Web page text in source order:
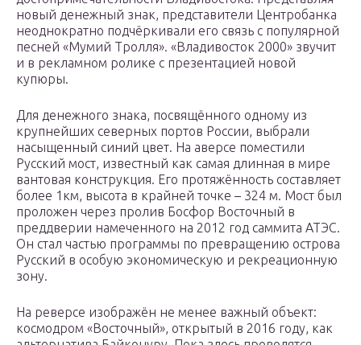
новый денежный знак, представители Центробанка
неоднократно подчёркивали его связь с популярной
песней «Мумий Тролля». «Владивосток 2000» звучит
и в рекламном ролике с презентацией новой
купюры.
Для денежного знака, посвящённого одному из
крупнейших северных портов России, выбрали
насыщенный синий цвет. На аверсе поместили
Русский мост, известный как самая длинная в мире
вантовая конструкция. Его протяжённость составляет
более 1км, высота в крайней точке – 324 м. Мост был
проложен через пролив Босфор Восточный в
преддверии намеченного на 2012 год саммита АТЭС.
Он стал частью программы по превращению острова
Русский в особую экономическую и рекреационную
зону.
На реверсе изображён не менее важный объект:
космодром «Восточный», открытый в 2016 году, как